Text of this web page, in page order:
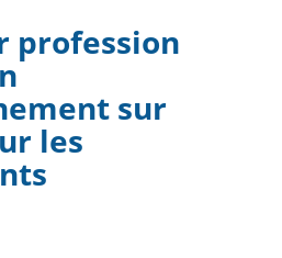
profession
sur
les